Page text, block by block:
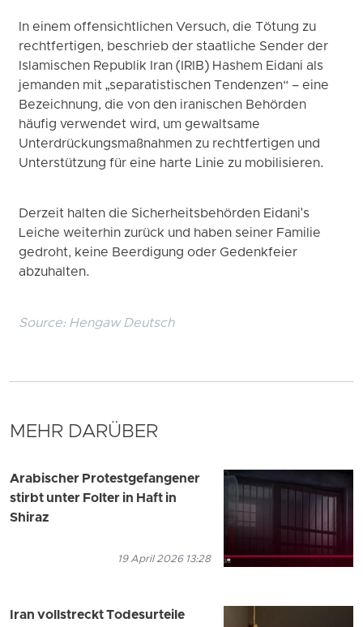
In einem offensichtlichen Versuch, die Tötung zu
rechtfertigen, beschrieb der staatliche Sender der
Islamischen Republik Iran (IRIB) Hashem Eidani als
jemanden mit „separatistischen Tendenzen“ – eine
Bezeichnung, die von den iranischen Behörden
häufig verwendet wird, um gewaltsame
Unterdrückungsmaßnahmen zu rechtfertigen und
Unterstützung für eine harte Linie zu mobilisieren.
Derzeit halten die Sicherheitsbehörden Eidani's
Leiche weiterhin zurück und haben seiner Familie
gedroht, keine Beerdigung oder Gedenkfeier
abzuhalten.
Source: Hengaw Deutsch
MEHR DARÜBER
Arabischer Protestgefangener
stirbt unter Folter in Haft in
Shiraz
19 April 2026 13:28
Iran vollstreckt Todesurteile